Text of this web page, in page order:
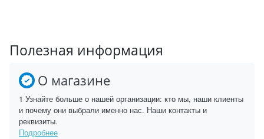
Полезная информация
О магазине
1 Узнайте больше о нашей организации: кто мы, наши клиенты
и почему они выбрали именно нас. Наши контакты и
реквизиты.
Подробнее